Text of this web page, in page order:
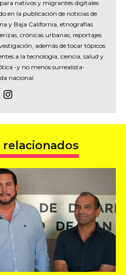
nativos y migrantes digitales
en la publicación de noticias de
y Baja California, etnografías
crónicas urbanas, reportajes
además de tocar tópicos
a la tecnología, ciencia, salud y
-y no menos surrealista-
nacional.